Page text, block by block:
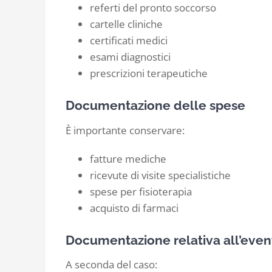
referti del pronto soccorso
cartelle cliniche
certificati medici
esami diagnostici
prescrizioni terapeutiche
Documentazione delle spese
È importante conservare:
fatture mediche
ricevute di visite specialistiche
spese per fisioterapia
acquisto di farmaci
Documentazione relativa
A seconda del caso: